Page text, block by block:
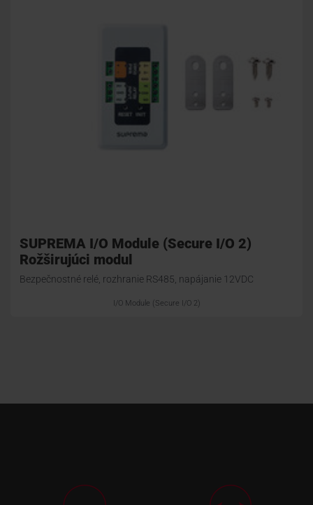
SUPREMA I/O Module (Secure I/O 2)
Rožširujúci modul
Bezpečnostné relé, rozhranie RS485, napájanie 12VDC
I/O Module (Secure I/O 2)